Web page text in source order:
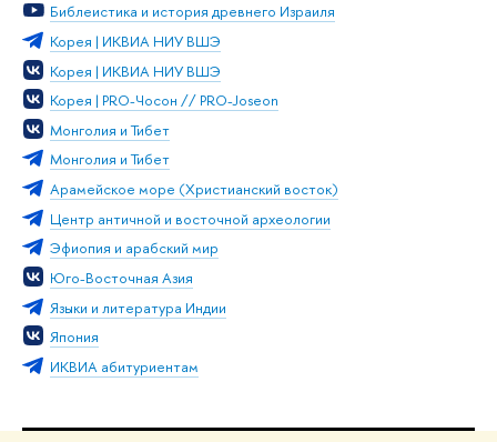
Библеистика и история древнего Израиля
Корея | ИКВИА НИУ ВШЭ
Корея | ИКВИА НИУ ВШЭ
Корея | PRO-Чосон // PRO-Joseon
Монголия и Тибет
Монголия и Тибет
Арамейское море (Христианский восток)
Центр античной и восточной археологии
Эфиопия и арабский мир
Юго-Восточная Азия
Языки и литература Индии
Япония
ИКВИА абитуриентам